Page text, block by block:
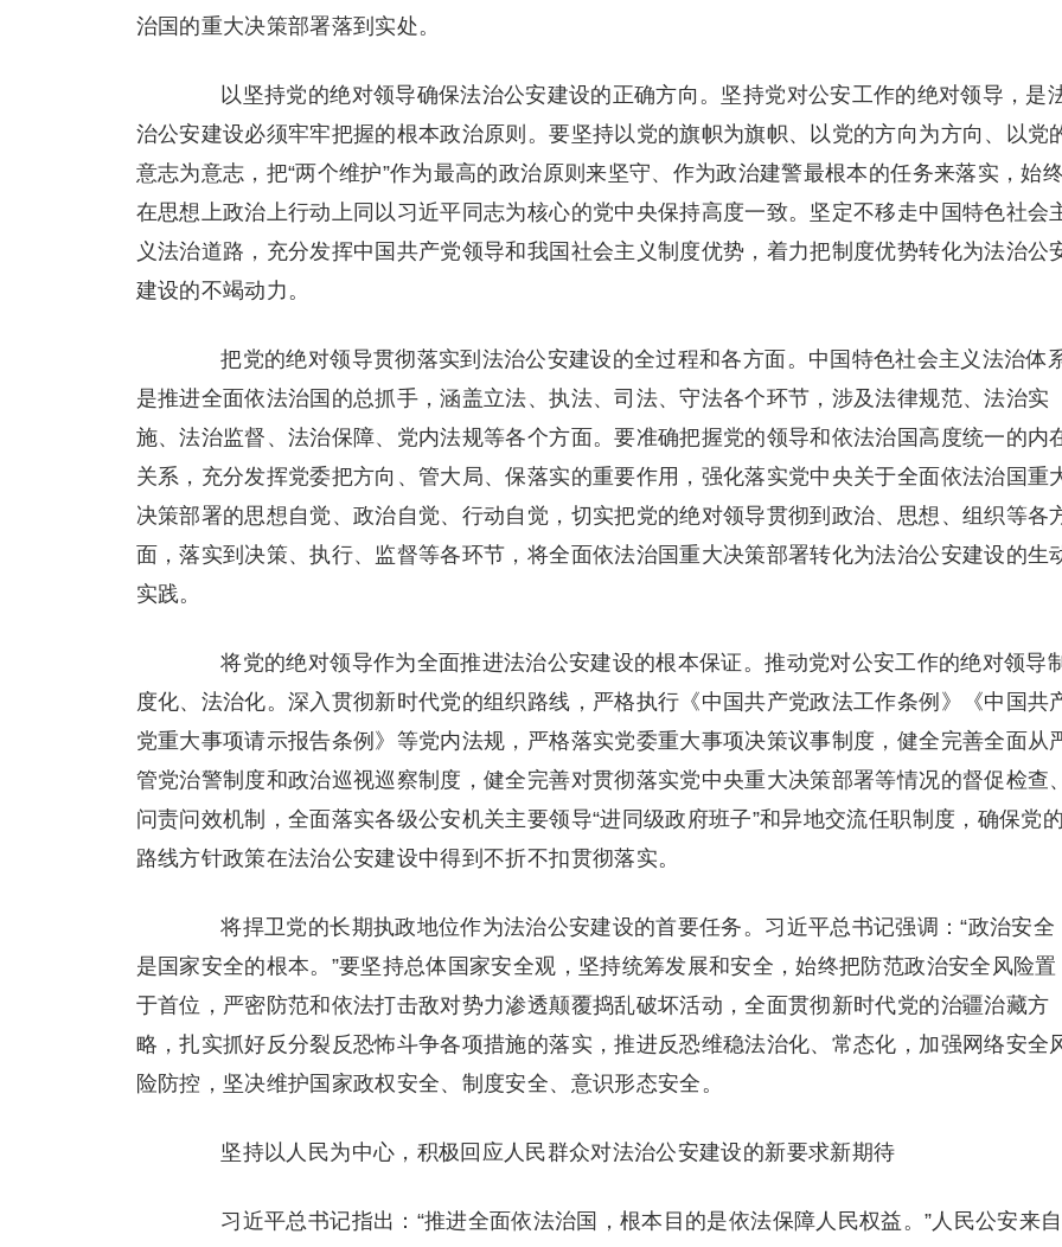
治国的重大决策部署落到实处。
以坚持党的绝对领导确保法治公安建设的正确方向。坚持党对公安工作的绝对领导，是
治公安建设必须牢牢把握的根本政治原则。要坚持以党的旗帜为旗帜、以党的方向为方向、以党
意志为意志，把“两个维护”作为最高的政治原则来坚守、作为政治建警最根本的任务来落实，始终
在思想上政治上行动上同以习近平同志为核心的党中央保持高度一致。坚定不移走中国特色社会
义法治道路，充分发挥中国共产党领导和我国社会主义制度优势，着力把制度优势转化为法治公
建设的不竭动力。
把党的绝对领导贯彻落实到法治公安建设的全过程和各方面。中国特色社会主义法治体
是推进全面依法治国的总抓手，涵盖立法、执法、司法、守法各个环节，涉及法律规范、法治实
施、法治监督、法治保障、党内法规等各个方面。要准确把握党的领导和依法治国高度统一的内
关系，充分发挥党委把方向、管大局、保落实的重要作用，强化落实党中央关于全面依法治国重
决策部署的思想自觉、政治自觉、行动自觉，切实把党的绝对领导贯彻到政治、思想、组织等各
面，落实到决策、执行、监督等各环节，将全面依法治国重大决策部署转化为法治公安建设的生
实践。
将党的绝对领导作为全面推进法治公安建设的根本保证。推动党对公安工作的绝对领导制
度化、法治化。深入贯彻新时代党的组织路线，严格执行《中国共产党政法工作条例》《中国共
党重大事项请示报告条例》等党内法规，严格落实党委重大事项决策议事制度，健全完善全面从
管党治警制度和政治巡视巡察制度，健全完善对贯彻落实党中央重大决策部署等情况的督促检查、
问责问效机制，全面落实各级公安机关主要领导“进同级政府班子”和异地交流任职制度，确保党的
路线方针政策在法治公安建设中得到不折不扣贯彻落实。
将捍卫党的长期执政地位作为法治公安建设的首要任务。习近平总书记强调：“政治安全
是国家安全的根本。”要坚持总体国家安全观，坚持统筹发展和安全，始终把防范政治安全风险置
于首位，严密防范和依法打击敌对势力渗透颠覆捣乱破坏活动，全面贯彻新时代党的治疆治藏方
略，扎实抓好反分裂反恐怖斗争各项措施的落实，推进反恐维稳法治化、常态化，加强网络安全
险防控，坚决维护国家政权安全、制度安全、意识形态安全。
坚持以人民为中心，积极回应人民群众对法治公安建设的新要求新期待
习近平总书记指出：“推进全面依法治国，根本目的是依法保障人民权益。”人民公安来自